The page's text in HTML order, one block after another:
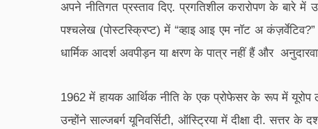
अपने नीतिगत प्रस्ताव दिए. प्रगतिशील करारोपण के बारे
पश्चलेख (पोस्टस्क्रिप्ट) में “व्हाइ आइ एम नॉट अ
धार्मिक आदर्श अवपीड़न या क्षरण के पात्र नहीं हैं और
1962 में हायक आर्थिक नीति के एक प्रोफेसर के रूप में यूरोप
उन्होंने साल्जबर्ग यूनिवर्सिटी, ऑस्ट्रिया में दीक्षा दी.